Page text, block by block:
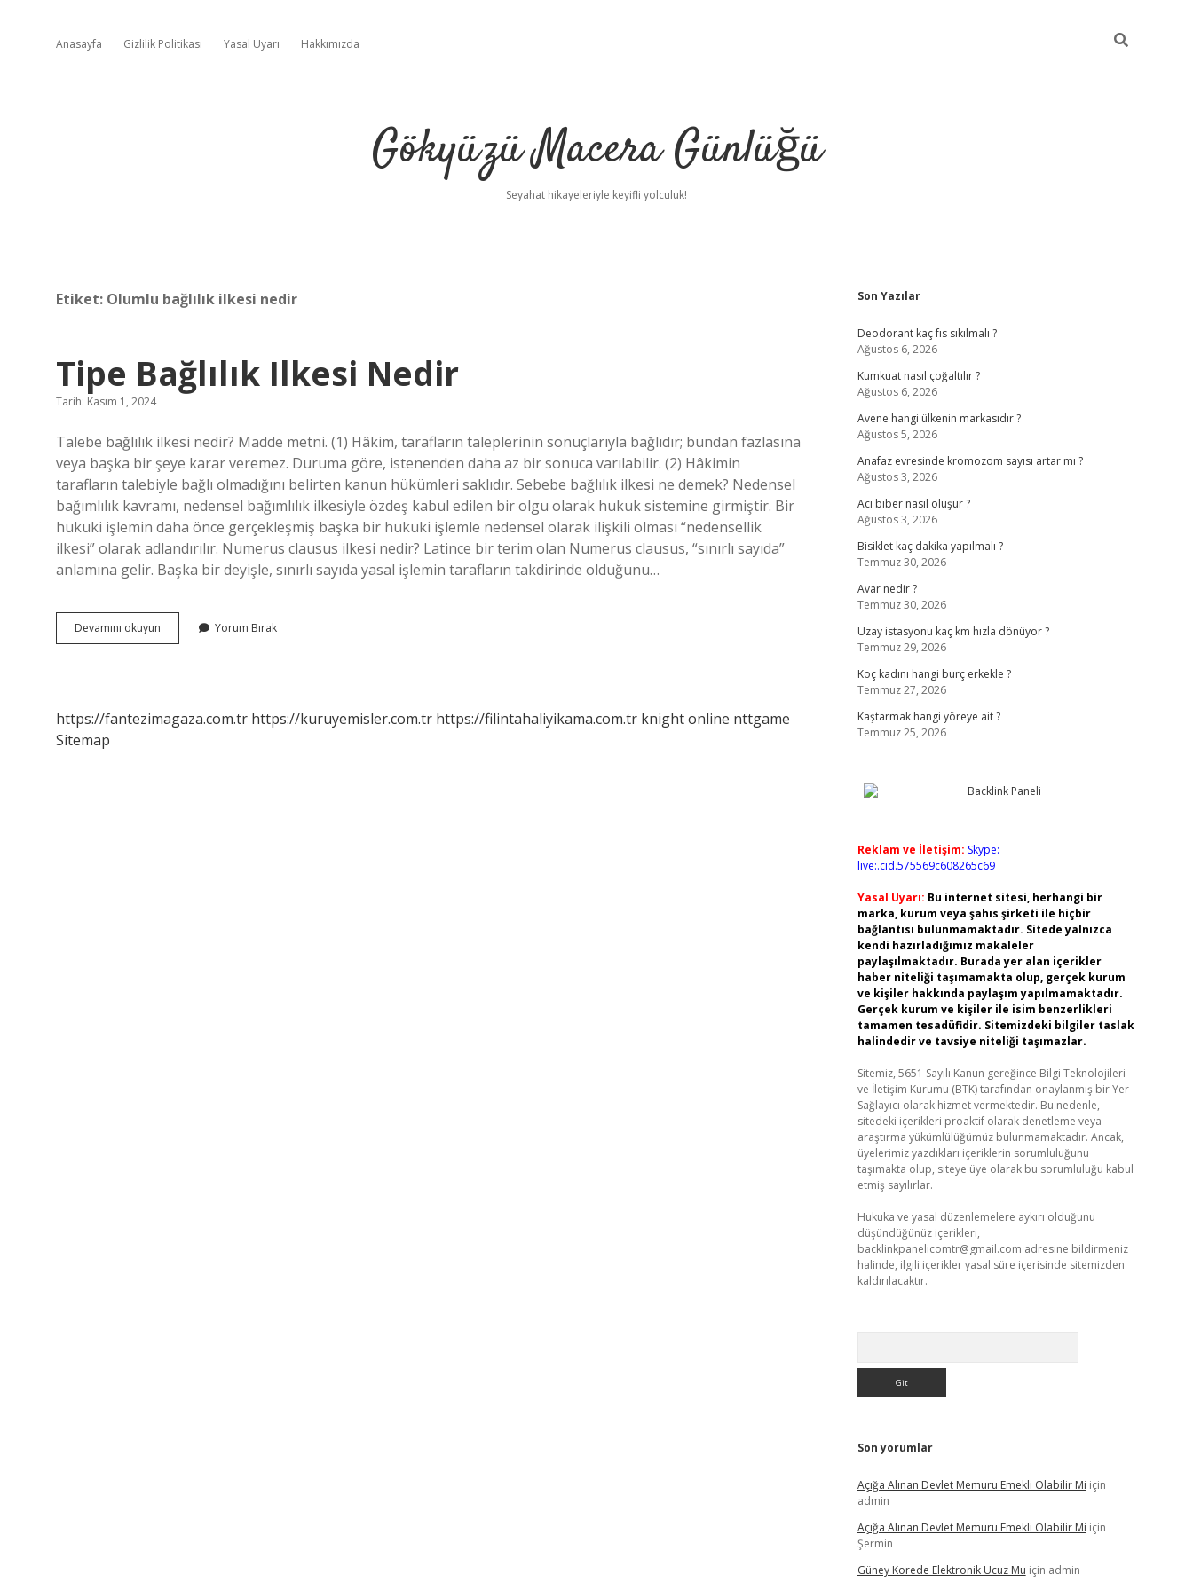
Anasayfa Gizlilik Politikası Yasal Uyarı Hakkımızda
Gökyüzü Macera Günlüğü
Seyahat hikayeleriyle keyifli yolculuk!
Etiket: Olumlu bağlılık ilkesi nedir
Tipe Bağlılık Ilkesi Nedir
Tarih: Kasım 1, 2024
Talebe bağlılık ilkesi nedir? Madde metni. (1) Hâkim, tarafların taleplerinin sonuçlarıyla bağlıdır; bundan fazlasına
veya başka bir şeye karar veremez. Duruma göre, istenenden daha az bir sonuca varılabilir. (2) Hâkimin
tarafların talebiyle bağlı olmadığını belirten kanun hükümleri saklıdır. Sebebe bağlılık ilkesi ne demek? Nedensel
bağımlılık kavramı, nedensel bağımlılık ilkesiyle özdeş kabul edilen bir olgu olarak hukuk sistemine girmiştir. Bir
hukuki işlemin daha önce gerçekleşmiş başka bir hukuki işlemle nedensel olarak ilişkili olması “nedensellik
ilkesi” olarak adlandırılır. Numerus clausus ilkesi nedir? Latince bir terim olan Numerus clausus, “sınırlı sayıda”
anlamına gelir. Başka bir deyişle, sınırlı sayıda yasal işlemin tarafların takdirinde olduğunu…
Devamını okuyun
Bağlılık
Yorum Bırak
https://fantezimagaza.com.tr https://kuruyemisler.com.tr https://filintahaliyikama.com.tr knight online nttgame
Sitemap
Sidebar
Son Yazılar
Deodorant kaç fıs sıkılmalı ?
Ağustos 6, 2026
Kumkuat nasıl çoğaltılır ?
Ağustos 6, 2026
Avene hangi ülkenin markasıdır ?
Ağustos 5, 2026
Anafaz evresinde kromozom sayısı artar mı ?
Ağustos 3, 2026
Acı biber nasıl oluşur ?
Ağustos 3, 2026
Bisiklet kaç dakika yapılmalı ?
Temmuz 30, 2026
Avar nedir ?
Temmuz 30, 2026
Uzay istasyonu kaç km hızla dönüyor ?
Temmuz 29, 2026
Koç kadını hangi burç erkekle ?
Temmuz 27, 2026
Kaştarmak hangi yöreye ait ?
Temmuz 25, 2026
Reklam ve İletişim: Skype:
live:.cid.575569c608265c69
Yasal Uyarı: Bu internet sitesi, herhangi bir
marka, kurum veya şahıs şirketi ile hiçbir
bağlantısı bulunmamaktadır. Sitede yalnızca
kendi hazırladığımız makaleler
paylaşılmaktadır. Burada yer alan içerikler
haber niteliği taşımamakta olup, gerçek kurum
ve kişiler hakkında paylaşım yapılmamaktadır.
Gerçek kurum ve kişiler ile isim benzerlikleri
tamamen tesadüfidir. Sitemizdeki bilgiler taslak
halindedir ve tavsiye niteliği taşımazlar.
Sitemiz, 5651 Sayılı Kanun gereğince Bilgi Teknolojileri
ve İletişim Kurumu (BTK) tarafından onaylanmış bir Yer
Sağlayıcı olarak hizmet vermektedir. Bu nedenle,
sitedeki içerikleri proaktif olarak denetleme veya
araştırma yükümlülüğümüz bulunmamaktadır. Ancak,
üyelerimiz yazdıkları içeriklerin sorumluluğunu
taşımakta olup, siteye üye olarak bu sorumluluğu kabul
etmiş sayılırlar.
Hukuka ve yasal düzenlemelere aykırı olduğunu
düşündüğünüz içerikleri,
backlinkpanelicomtr@gmail.com adresine bildirmeniz
halinde, ilgili içerikler yasal süre içerisinde sitemizden
kaldırılacaktır.
Son yorumlar
Açığa Alınan Devlet Memuru Emekli Olabilir Mi için
admin
Açığa Alınan Devlet Memuru Emekli Olabilir Mi için
Şermin
Güney Korede Elektronik Ucuz Mu için admin